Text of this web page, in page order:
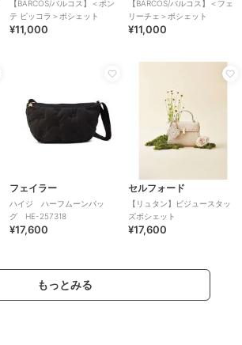
【BARCOS/バルコス】＜ポン
テ ピッコラ＞ポシェット
¥11,000
【BARCOS/バルコス】＜フェ
リーチェ＞ポシェット
¥11,000
フェイラー
ハイジ ハーフムーンバッ
グ HE-257318
¥17,600
セルフォード
【リュタン】ビジュースタッ
ズポシェット
¥17,600
もっとみる